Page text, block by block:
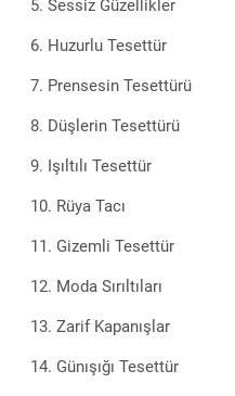
Sessiz Güzellikler
Huzurlu Tesettür
Prensesin Tesettürü
Düşlerin Tesettürü
Işıltılı Tesettür
Rüya Tacı
Gizemli Tesettür
Moda Sırıltıları
Zarif Kapanışlar
Günışığı Tesettür